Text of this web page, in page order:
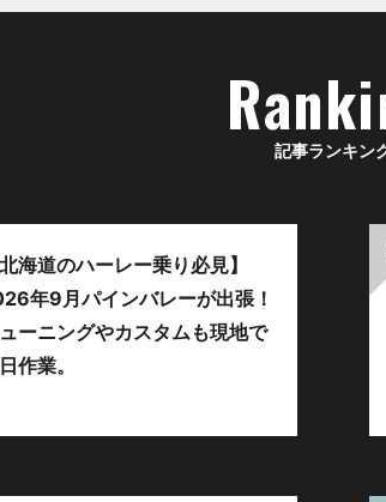
記事ランキン
北海道のハーレー乗り必見】
年9月パインバレーが出張！
ーニングやカスタムも現地で
作業。